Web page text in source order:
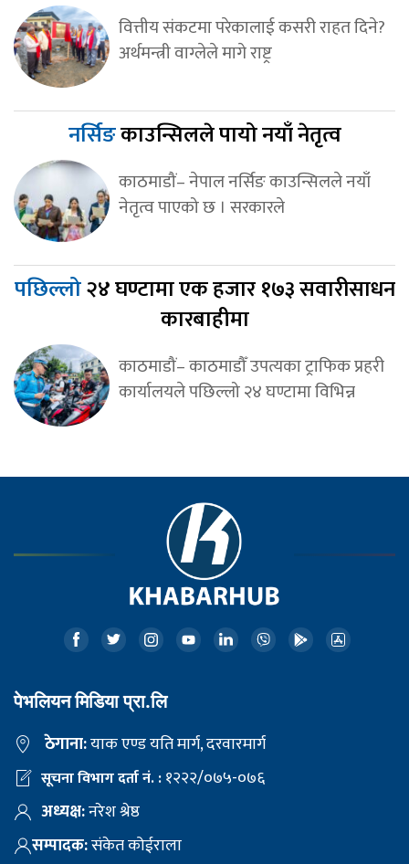
वित्तीय संकटमा परेकालाई कसरी राहत दिने?
अर्थमन्त्री वाग्लेले मागे राष्ट्र
नर्सिङकाउन्सिलले पायो नयाँ नेतृत्व
काठमाडौं– नेपाल नर्सिङ काउन्सिलले नयाँ
नेतृत्व पाएको छ । सरकारले
पछिल्लो२४ घण्टामा एक हजार १७३ सवारीसाधन
कारबाहीमा
काठमाडौं– काठमाडौँ उपत्यका ट्राफिक प्रहरी
कार्यालयले पछिल्लो २४ घण्टामा विभिन्न
पेभलियन मिडिया प्रा.लि
ठेगाना:याक एण्ड यति मार्ग, दरवारमार्ग
सूचना विभाग दर्ता नं. :१२२२/०७५-०७६
अध्यक्ष:नरेश श्रेष्ठ
सम्पादक:संकेत कोईराला